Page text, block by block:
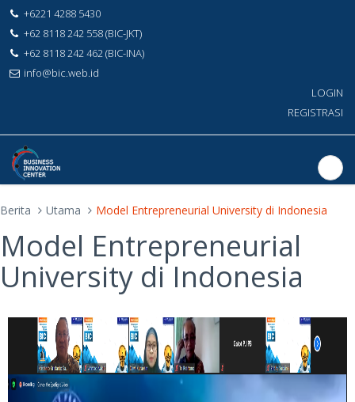
+6221 4288 5430
+62 8118 242 558 (BIC-JKT)
+62 8118 242 462 (BIC-INA)
info@bic.web.id
LOGIN
REGISTRASI
Berita Utama Model Entrepreneurial University di Indonesia
Model Entrepreneurial
University di Indonesia